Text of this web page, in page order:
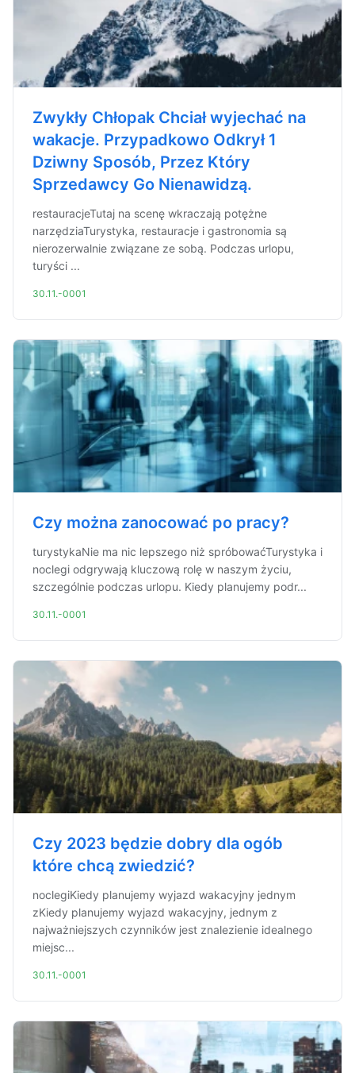
Zwykły Chłopak Chciał wyjechać na
wakacje. Przypadkowo Odkrył 1
Dziwny Sposób, Przez Który
Sprzedawcy Go Nienawidzą.
restauracjeTutaj na scenę wkraczają potężne
narzędziaTurystyka, restauracje i gastronomia są
nierozerwalnie związane ze sobą. Podczas urlopu,
turyści ...
30.11.-0001
Czy można zanocować po pracy?
turystykaNie ma nic lepszego niż spróbowaćTurystyka i
noclegi odgrywają kluczową rolę w naszym życiu,
szczególnie podczas urlopu. Kiedy planujemy podr...
30.11.-0001
Czy 2023 będzie dobry dla ogób
które chcą zwiedzić?
noclegiKiedy planujemy wyjazd wakacyjny jednym
zKiedy planujemy wyjazd wakacyjny, jednym z
najważniejszych czynników jest znalezienie idealnego
miejsc...
30.11.-0001